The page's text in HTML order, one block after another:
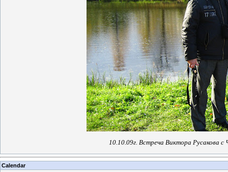
10.10.09г. Встреча Виктора Русакова с
Calendar